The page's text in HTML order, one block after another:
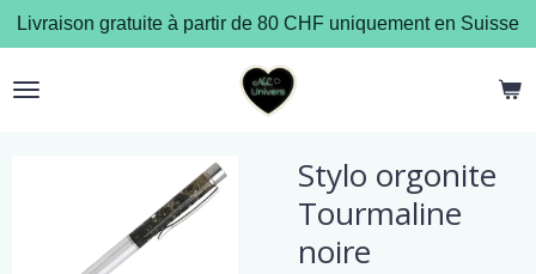
Passer
au
contenu
Livraison gratuite à partir de 80 CHF uniquement en Suisse
Stylo orgonite
Tourmaline
noire